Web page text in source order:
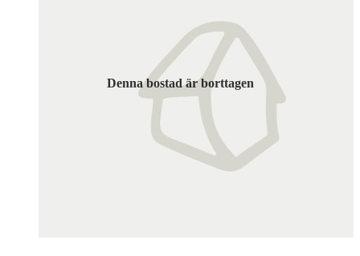
Denna bostad är borttagen